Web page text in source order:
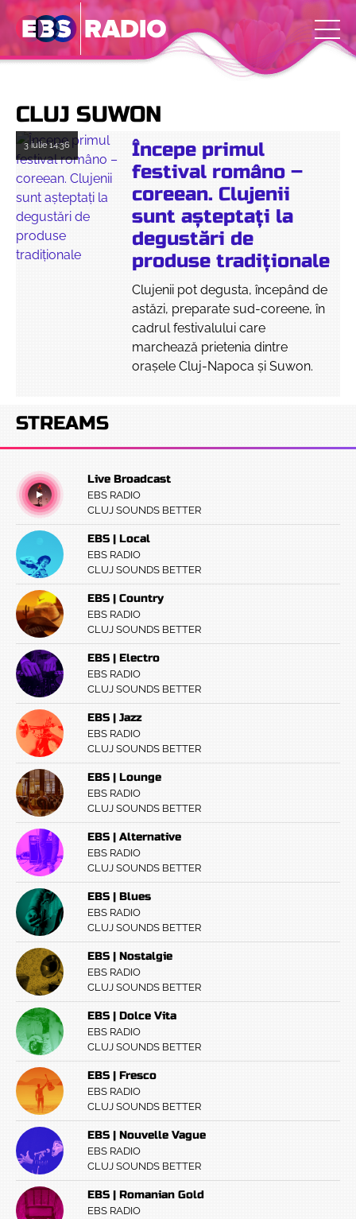
CLUJ SUWON
3 iulie14:36
Începe primul
festival româno –
coreean. Clujenii
sunt așteptați la
degustări de
produse tradiționale
Clujenii pot degusta, începând de
astăzi, preparate sud-coreene, în
cadrul festivalului care
marchează prietenia dintre
orașele Cluj-Napoca și Suwon.
STREAMS
Live Broadcast
EBS RADIO
CLUJ SOUNDS BETTER
EBS | Local
EBS RADIO
CLUJ SOUNDS BETTER
EBS | Country
EBS RADIO
CLUJ SOUNDS BETTER
EBS | Electro
EBS RADIO
CLUJ SOUNDS BETTER
EBS | Jazz
EBS RADIO
CLUJ SOUNDS BETTER
EBS | Lounge
EBS RADIO
CLUJ SOUNDS BETTER
EBS | Alternative
EBS RADIO
CLUJ SOUNDS BETTER
EBS | Blues
EBS RADIO
CLUJ SOUNDS BETTER
EBS | Nostalgie
EBS RADIO
CLUJ SOUNDS BETTER
EBS | Dolce Vita
EBS RADIO
CLUJ SOUNDS BETTER
EBS | Fresco
EBS RADIO
CLUJ SOUNDS BETTER
EBS | Nouvelle Vague
EBS RADIO
CLUJ SOUNDS BETTER
EBS | Romanian Gold
EBS RADIO